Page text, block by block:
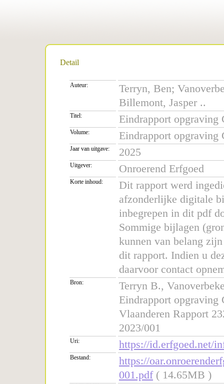
Detail
Auteur:
Terryn, Ben;
Billemont, Jasper ..
Titel: Eindrapport opgraving
Volume: Eindrapport opgraving
Jaar van uitgave: 2025
Uitgever: Onroerend Erfgoed
Korte inhoud:
Dit rapport werd
afzonderlijke digitale
inbegrepen in dit pdf
Sommige bijlagen
kunnen van belang
dit rapport. Indien u
daarvoor contact
Bron:
Terryn B.,
Eindrapport opgraving
Vlaanderen Rapport
2023/001
Uri: https://id.erfgoed.net/
Bestand:
https://
001.pdf( 14.65MB )